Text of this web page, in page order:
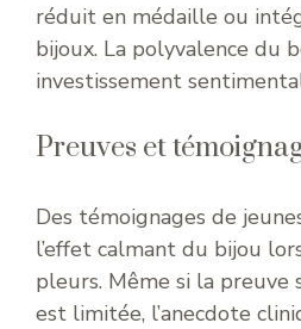
réduit en médaille ou
bijoux. La polyvalence du
investissement
Preuves et
Des témoignages de
l’effet calmant du bijou
pleurs. Même si la preuve
est limitée, l’anecdote